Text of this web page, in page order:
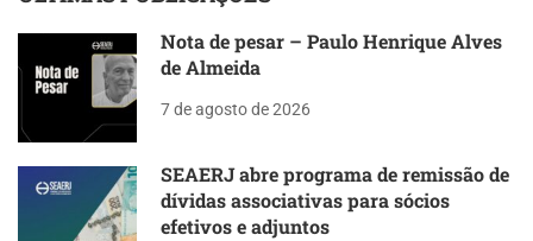
Nota de pesar – Paulo Henrique Alves
de Almeida
7 de agosto de 2026
SEAERJ abre programa de remissão de
dívidas associativas para sócios
efetivos e adjuntos